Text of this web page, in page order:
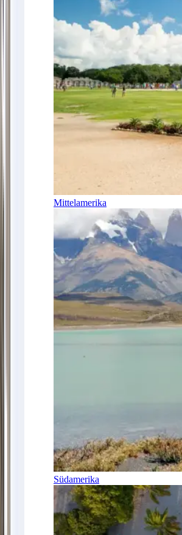
Mittelamerika
Südamerika